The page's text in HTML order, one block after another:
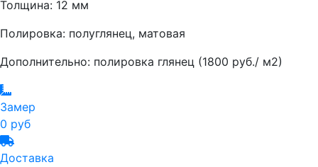
Толщина: 12 мм
Полировка: полуглянец, матовая
Дополнительно: полировка глянец (1800 руб./ м2)
Замер
0 руб
Доставка